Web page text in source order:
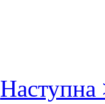
Наступна